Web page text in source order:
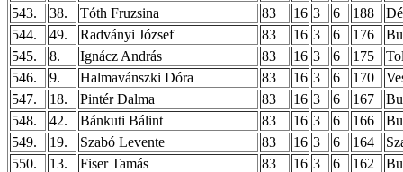
543.
38. Tóth Fruzsina 83 16 3 6 188
544.
49. Radványi József 83 16 3 6 176
545.
8. Ignácz András 83 16 3 6 175
546.
9. Halmavánszki Dóra 83 16 3 6 170
547.
18. Pintér Dalma 83 16 3 6 167
548.
42. Bánkuti Bálint 83 16 3 6 166
549.
19. Szabó Levente 83 16 3 6 164
550.
13. Fiser Tamás 83 16 3 6 162